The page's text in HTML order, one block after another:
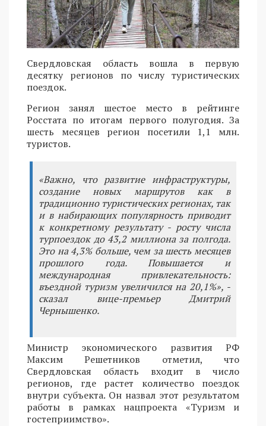
Свердловская область вошла в первую
десятку регионов по числу туристических
поездок.
Регион занял шестое место в рейтинге
Росстата по итогам первого полугодия. За
шесть месяцев регион посетили 1,1 млн.
туристов.
«Важно, что развитие инфраструктуры,
создание новых маршрутов как в
традиционно туристических регионах, так
и в набирающих популярность приводит
к конкретному результату - росту числа
турпоездок до 43,2 миллиона за полгода.
Это на 4,3% больше, чем за шесть месяцев
прошлого года. Повышается и
международная привлекательность:
въездной туризм увеличился на 20,1%», -
сказал вице-премьер Дмитрий
Чернышенко.
Министр экономического развития РФ
Максим Решетников отметил, что
Свердловская область входит в число
регионов, где растет количество поездок
внутри субъекта. Он назвал этот результатом
работы в рамках нацпроекта «Туризм и
гостеприимство».